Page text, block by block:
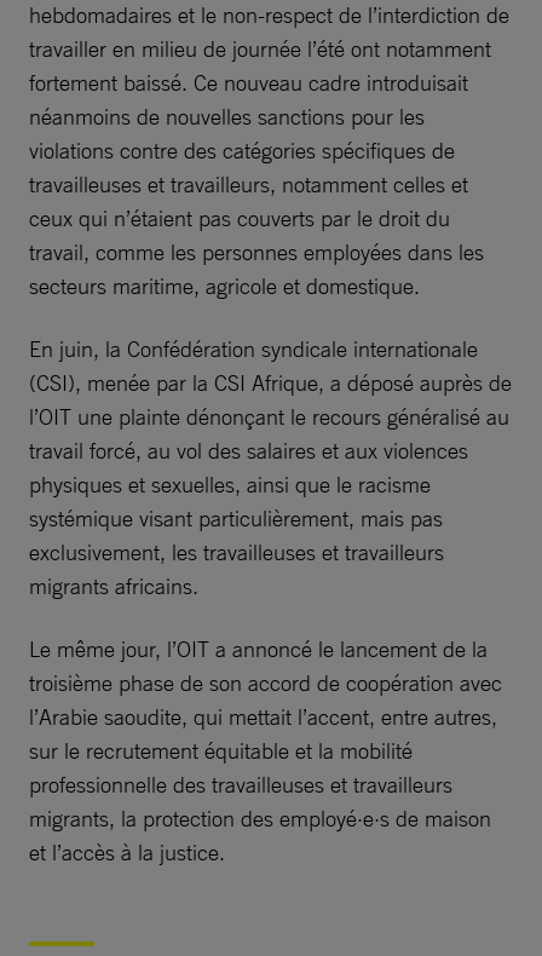
hebdomadaires et le non-respect de l’interdiction de
travailler en milieu de journée l’été ont notamment
fortement baissé. Ce nouveau cadre introduisait
néanmoins de nouvelles sanctions pour les
violations contre des catégories spécifiques de
travailleuses et travailleurs, notamment celles et
ceux qui n’étaient pas couverts par le droit du
travail, comme les personnes employées dans les
secteurs maritime, agricole et domestique.
En juin, la Confédération syndicale internationale
(CSI), menée par la CSI Afrique, a déposé auprès de
l’OIT une plainte dénonçant le recours généralisé au
travail forcé, au vol des salaires et aux violences
physiques et sexuelles, ainsi que le racisme
systémique visant particulièrement, mais pas
exclusivement, les travailleuses et travailleurs
migrants africains.
Le même jour, l’OIT a annoncé le lancement de la
troisième phase de son accord de coopération avec
l’Arabie saoudite, qui mettait l’accent, entre autres,
sur le recrutement équitable et la mobilité
professionnelle des travailleuses et travailleurs
migrants, la protection des employé·e·s de maison
et l’accès à la justice.